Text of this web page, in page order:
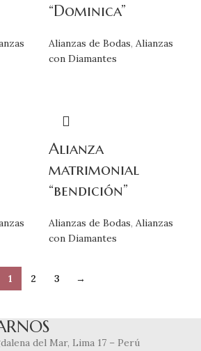
“Dominica”
Alianzas de Bodas, Alianzas
con Diamantes
Alianza
matrimonial
“bendición”
Alianzas de Bodas, Alianzas
con Diamantes
1 2 3 →
del Mar, Lima 17 – Perú